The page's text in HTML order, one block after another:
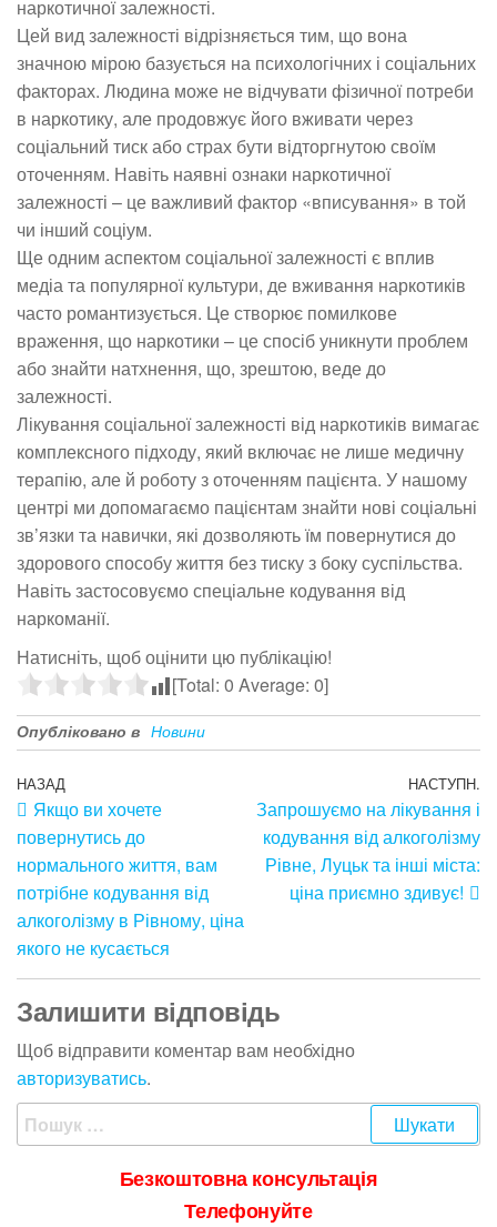
наркотичної залежності.
Цей вид залежності відрізняється тим, що вона
значною мірою базується на психологічних і соціальних
факторах. Людина може не відчувати фізичної потреби
в наркотику, але продовжує його вживати через
соціальний тиск або страх бути відторгнутою своїм
оточенням. Навіть наявні ознаки наркотичної
залежності – це важливий фактор «вписування» в той
чи інший соціум.
Ще одним аспектом соціальної залежності є вплив
медіа та популярної культури, де вживання наркотиків
часто романтизується. Це створює помилкове
враження, що наркотики – це спосіб уникнути проблем
або знайти натхнення, що, зрештою, веде до
залежності.
Лікування соціальної залежності від наркотиків вимагає
комплексного підходу, який включає не лише медичну
терапію, але й роботу з оточенням пацієнта. У нашому
центрі ми допомагаємо пацієнтам знайти нові соціальні
зв’язки та навички, які дозволяють їм повернутися до
здорового способу життя без тиску з боку суспільства.
Навіть застосовуємо спеціальне кодування від
наркоманії.
Натисніть, щоб оцінити цю публікацію!
[Total: 0 Average: 0]
Опубліковано в Новини
НАЗАД
Якщо ви хочете
повернутись до
нормального життя, вам
потрібне кодування від
алкоголізму в Рівному, ціна
якого не кусається
НАСТУПН.
Запрошуємо на лікування і
кодування від алкоголізму
Рівне, Луцьк та інші міста:
ціна приємно здивує!
Залишити відповідь
Щоб відправити коментар вам необхідно
авторизуватись.
Безкоштовна консультація
Телефонуйте